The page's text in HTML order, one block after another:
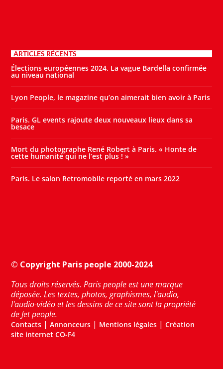
ARTICLES RÉCENTS
Élections européennes 2024. La vague Bardella confirmée
au niveau national
Lyon People, le magazine qu’on aimerait bien avoir à Paris
Paris. GL events rajoute deux nouveaux lieux dans sa
besace
Mort du photographe René Robert à Paris. « Honte de
cette humanité qui ne l’est plus ! »
Paris. Le salon Retromobile reporté en mars 2022
© Copyright Paris people 2000-2024
Tous droits réservés. Paris people est une marque
déposée. Les textes, photos, graphismes, l'audio,
l'audio-vidéo et les dessins de ce site sont la propriété
de Jet people.
Contacts |Annonceurs | Mentions légales |Création
site internet CO-F4